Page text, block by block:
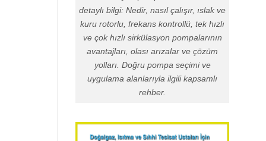
detaylı bilgi: Nedir, nasıl çalışır, ıslak ve
kuru rotorlu, frekans kontrollü, tek hızlı
ve çok hızlı sirkülasyon pompalarının
avantajları, olası arızalar ve çözüm
yolları. Doğru pompa seçimi ve
uygulama alanlarıyla ilgili kapsamlı
rehber.